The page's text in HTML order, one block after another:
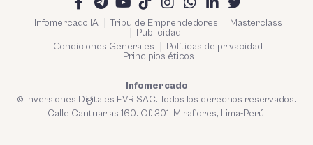
Infomercado IA Tribu de Emprendedores
Masterclass
Publicidad
Condiciones Generales
Políticas de privacidad
Principios éticos
Infomercado
© Inversiones Digitales FVR SAC. Todos los derechos reservados.
Calle Cantuarias 160. Of. 301. Miraflores, Lima-Perú.